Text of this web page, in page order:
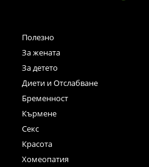
Полезно
За жената
За детето
Диети и Отслабване
Бременност
Кърмене
Секс
Красота
Хомеопатия